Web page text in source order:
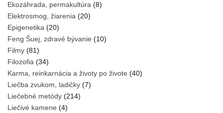
Ekozáhrada, permakultúra (8)
Elektrosmog, žiarenia (20)
Epigenetika (20)
Feng Šuej, zdravé bývanie (10)
Filmy (81)
Filozofia (34)
Karma, reinkarnácia a životy po živote (40)
Liečba zvukom, ladičky (7)
Liečebné metódy (214)
Liečivé kamene (4)